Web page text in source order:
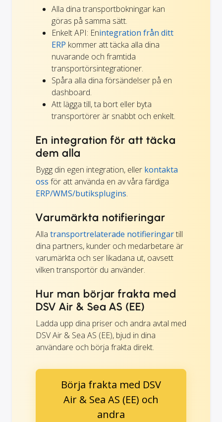
Alla dina transportbokningar kan
göras på samma sätt.
Enkelt API: Enintegration från ditt
ERP kommer att täcka alla dina
nuvarande och framtida
transportörsintegrationer.
Spåra alla dina försändelser på en
dashboard.
Att lägga till, ta bort eller byta
transportörer är snabbt och enkelt.
En integration för att täcka
dem alla
Bygg din egen integration, eller kontakta
oss för att använda en av våra färdiga
ERP/WMS/butiksplugins.
Varumärkta notifieringar
Alla transportrelaterade notifieringartill
dina partners, kunder och medarbetare är
varumärkta och ser likadana ut, oavsett
vilken transportör du använder.
Hur man börjar frakta med
DSV Air & Sea AS (EE)
Ladda upp dina priser och andra avtal med
DSV Air & Sea AS (EE), bjud in dina
användare och börja frakta direkt.
Börja frakta med DSV
Air & Sea AS (EE) och
andra